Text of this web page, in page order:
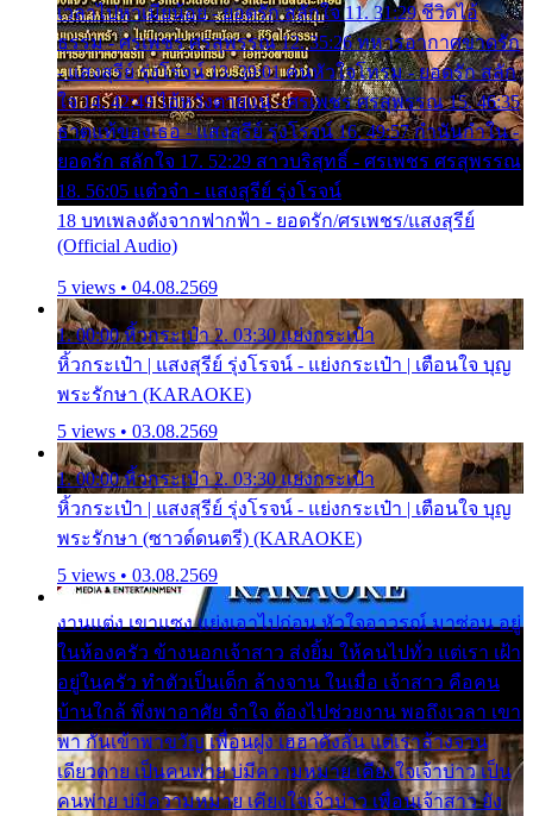
เวลาไปหาเมียน้อย - ยอดรัก สลักใจ 11. 31:29 ชีวิตไอ้
ธรรม - ศรเพชร ศรสุพรรณ 12. 35:26 ทหารอากาศขาดรัก
- แสงสุรีย์ รุ่งโรจน์ 13. 39:01 คนหัวใจโทรม - ยอดรัก สลัก
ใจ 14. 42:49 ไอ้หวังตายแน่ - ศรเพชร ศรสุพรรณ 15. 46:35
ธาตุแท้ของเธอ - แสงสุรีย์ รุ่งโรจน์ 16. 49:57 กำนันกำใน -
ยอดรัก สลักใจ 17. 52:29 สาวบริสุทธิ์ - ศรเพชร ศรสุพรรณ
18. 56:05 แต๋วจ๋า - แสงสุรีย์ รุ่งโรจน์
18 บทเพลงดังจากฟากฟ้า - ยอดรัก/ศรเพชร/แสงสุรีย์
(Official Audio)
5 views • 04.08.2569
1. 00:00 หิ้วกระเป๋า 2. 03:30 แย่งกระเป๋า
หิ้วกระเป๋า | แสงสุรีย์ รุ่งโรจน์ - แย่งกระเป๋า | เตือนใจ บุญ
พระรักษา (KARAOKE)
5 views • 03.08.2569
1. 00:00 หิ้วกระเป๋า 2. 03:30 แย่งกระเป๋า
หิ้วกระเป๋า | แสงสุรีย์ รุ่งโรจน์ - แย่งกระเป๋า | เตือนใจ บุญ
พระรักษา (ซาวด์ดนตรี) (KARAOKE)
5 views • 03.08.2569
งานแต่ง เขาแซง แย่งเอาไปก่อน หัวใจอาวรณ์ มาซ่อน อยู่
ในห้องครัว ข้างนอกเจ้าสาว ส่งยิ้ม ให้คนไปทั่ว แต่เรา เฝ้า
อยู่ในครัว ทำตัวเป็นเด็ก ล้างจาน ในเมื่อ เจ้าสาว คือคน
บ้านใกล้ พึ่งพาอาศัย จำใจ ต้องไปช่วยงาน พอถึงเวลา เขา
พา กันเข้าพาขวัญ เพื่อนฝูง เฮฮาดังลั่น แต่เราล้างจาน
เดียวดาย เป็นคนพ่าย บ่มีความหมาย เคียงใจเจ้าบ่าว เป็น
คนพ่าย บ่มีความหมาย เคียงใจเจ้าบ่าว เพื่อนเจ้าสาว ยัง